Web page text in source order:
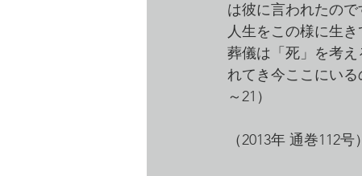
は彼に言われたので
人生をこの様に生
葬儀は「死」を考
れてき今ここにい
～21）
（2013年 通巻112号）